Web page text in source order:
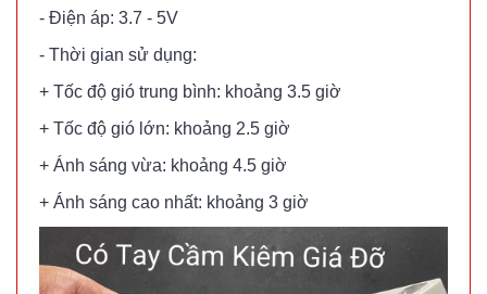
- Điện áp: 3.7 - 5V
- Thời gian sử dụng:
+ Tốc độ gió trung bình: khoảng 3.5 giờ
+ Tốc độ gió lớn: khoảng 2.5 giờ
+ Ánh sáng vừa: khoảng 4.5 giờ
+ Ánh sáng cao nhất: khoảng 3 giờ